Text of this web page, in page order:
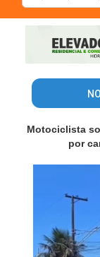
Motociclista
por